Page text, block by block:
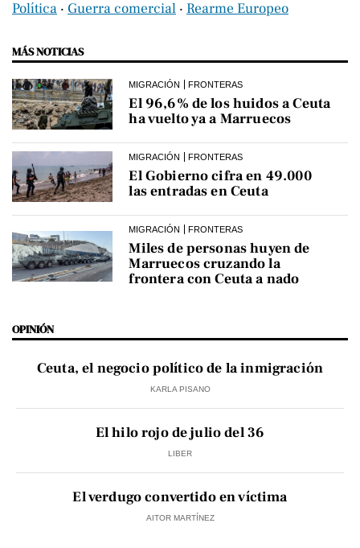
Política ‧ Guerra comercial ‧ Rearme Europeo
MÁS NOTICIAS
MIGRACIÓN FRONTERAS
El 96,6% de los huidos a Ceuta
ha vuelto ya a Marruecos
MIGRACIÓN FRONTERAS
El Gobierno cifra en 49.000
las entradas en Ceuta
MIGRACIÓN FRONTERAS
Miles de personas huyen de
Marruecos cruzando la
frontera con Ceuta a nado
OPINIÓN
Ceuta, el negocio político de la inmigración
KARLA PISANO
El hilo rojo de julio del 36
LIBER
El verdugo convertido en víctima
AITOR MARTÍNEZ